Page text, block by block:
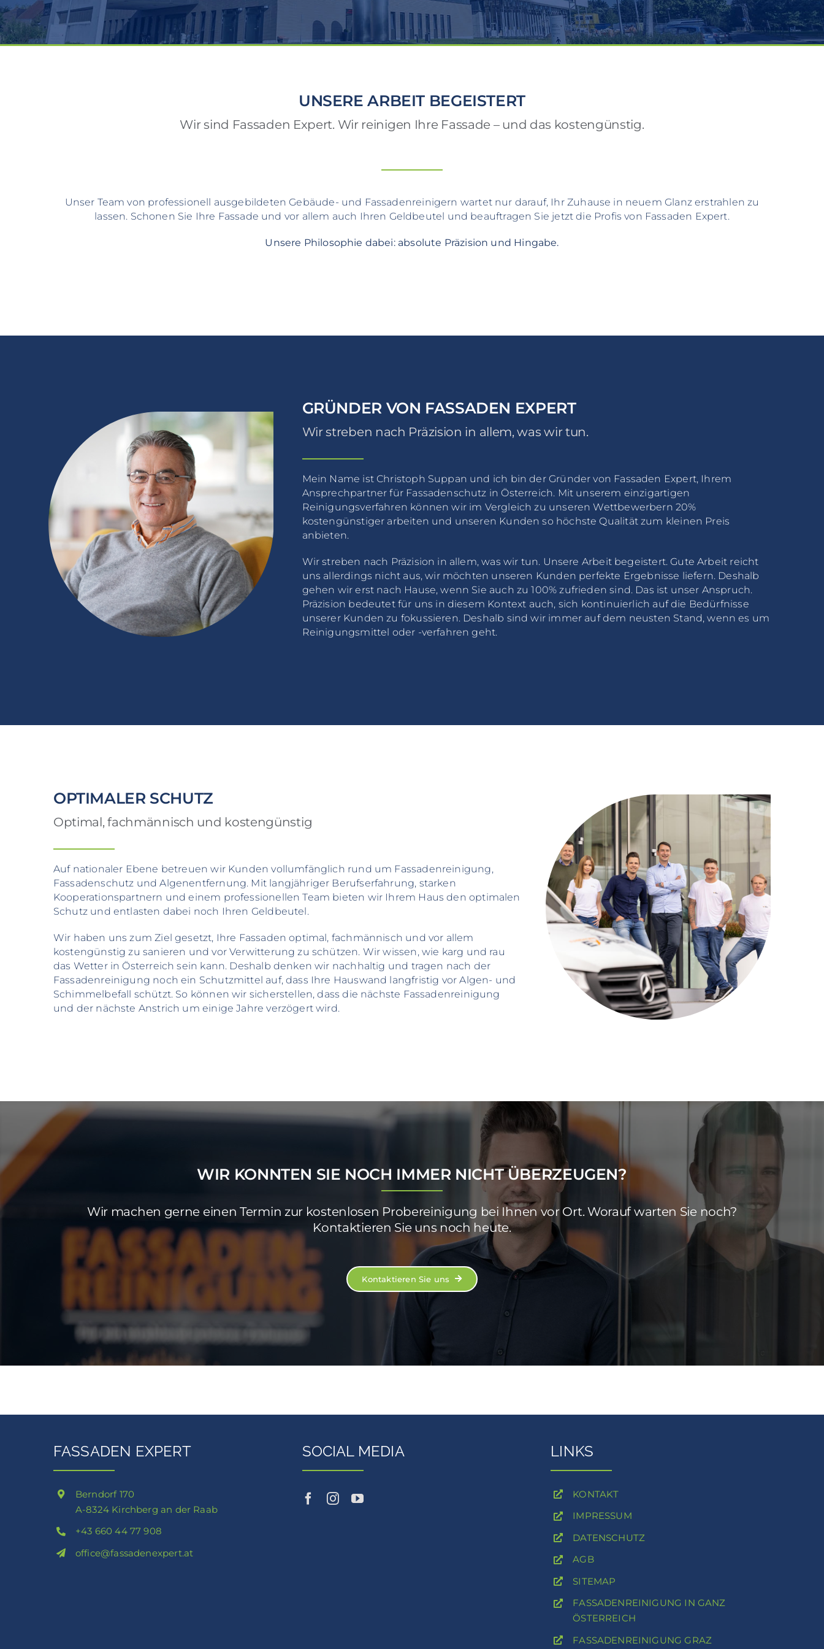
UNSERE ARBEIT BEGEISTERT
Wir sind Fassaden Expert. Wir reinigen Ihre Fassade – und das kostengünstig.
Unser Team von professionell ausgebildeten Gebäude- und Fassadenreinigern wartet nur darauf, Ihr Zuhause in neuem Glanz erstrahlen zu
lassen. Schonen Sie Ihre Fassade und vor allem auch Ihren Geldbeutel und beauftragen Sie jetzt die Profis von Fassaden Expert.
Unsere Philosophie dabei: absolute Präzision und Hingabe.
GRÜNDER VON FASSADEN EXPERT
Wir streben nach Präzision in allem, was wir tun.
Mein Name ist Christoph Suppan und ich bin der Gründer von Fassaden Expert, Ihrem
Ansprechpartner für Fassadenschutz in Österreich. Mit unserem einzigartigen
Reinigungsverfahren können wir im Vergleich zu unseren Wettbewerbern 20%
kostengünstiger arbeiten und unseren Kunden so höchste Qualität zum kleinen Preis
anbieten.
Wir streben nach Präzision in allem, was wir tun. Unsere Arbeit begeistert. Gute Arbeit reicht
uns allerdings nicht aus, wir möchten unseren Kunden perfekte Ergebnisse liefern. Deshalb
gehen wir erst nach Hause, wenn Sie auch zu 100% zufrieden sind. Das ist unser Anspruch.
Präzision bedeutet für uns in diesem Kontext auch, sich kontinuierlich auf die Bedürfnisse
unserer Kunden zu fokussieren. Deshalb sind wir immer auf dem neusten Stand, wenn es um
Reinigungsmittel oder -verfahren geht.
OPTIMALER SCHUTZ
Optimal, fachmännisch und kostengünstig
Auf nationaler Ebene betreuen wir Kunden vollumfänglich rund um Fassadenreinigung,
Fassadenschutz und Algenentfernung. Mit langjähriger Berufserfahrung, starken
Kooperationspartnern und einem professionellen Team bieten wir Ihrem Haus den optimalen
Schutz und entlasten dabei noch Ihren Geldbeutel.
Wir haben uns zum Ziel gesetzt, Ihre Fassaden optimal, fachmännisch und vor allem
kostengünstig zu sanieren und vor Verwitterung zu schützen. Wir wissen, wie karg und rau
das Wetter in Österreich sein kann. Deshalb denken wir nachhaltig und tragen nach der
Fassadenreinigung noch ein Schutzmittel auf, dass Ihre Hauswand langfristig vor Algen- und
Schimmelbefall schützt. So können wir sicherstellen, dass die nächste Fassadenreinigung
und der nächste Anstrich um einige Jahre verzögert wird.
WIR KONNTEN SIE NOCH IMMER NICHT ÜBERZEUGEN?
Wir machen gerne einen Termin zur kostenlosen Probereinigung bei Ihnen vor Ort. Worauf warten Sie noch?
Kontaktieren Sie uns noch heute.
Kontaktieren Sie uns
FASSADEN EXPERT
Berndorf 170
A-8324 Kirchberg an der Raab
+43 660 44 77 908
office@fassadenexpert.at
SOCIAL MEDIA LINKS
KONTAKT
IMPRESSUM
DATENSCHUTZ
AGB
SITEMAP
FASSADENREINIGUNG IN GANZ
ÖSTERREICH
FASSADENREINIGUNG GRAZ